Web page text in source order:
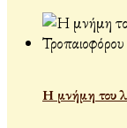
Η μνήμη του